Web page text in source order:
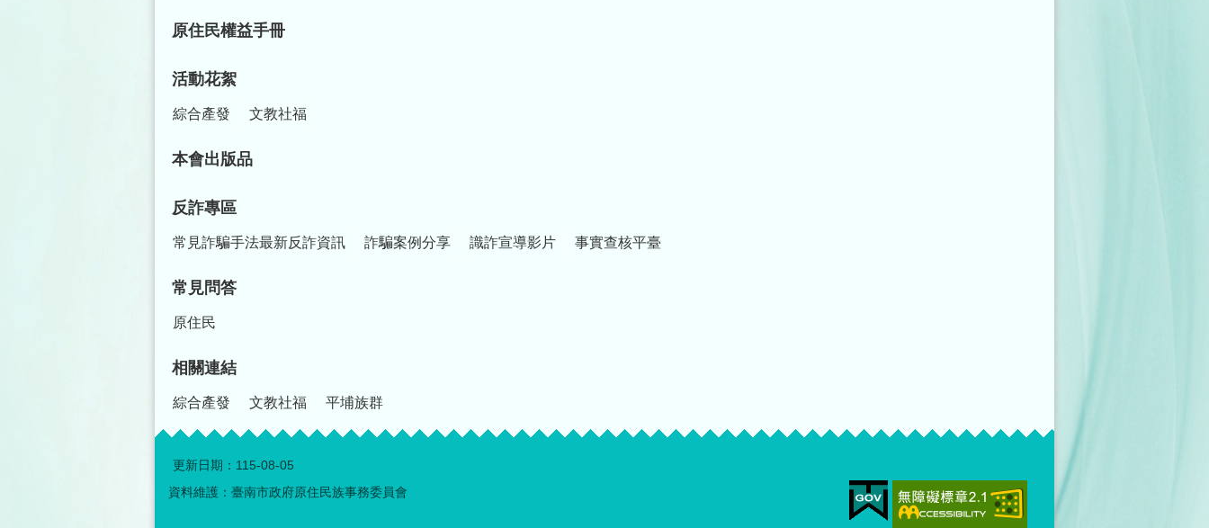
原住民權益手冊
活動花絮
綜合產發 文教社福
本會出版品
反詐專區
常見詐騙手法最新反詐資訊 詐騙案例分享 識詐宣導影片 事實查核平臺
常見問答
原住民
相關連結
綜合產發 文教社福 平埔族群
更新日期： 115-08-05
資料維護：臺南市政府原住民族事務委員會